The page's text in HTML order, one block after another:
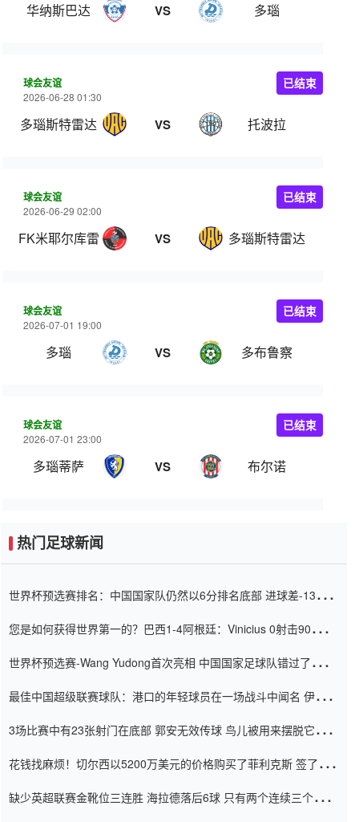
华纳斯巴达 VS 多瑙
球会友谊
2026-06-28 01:30
多瑙斯特雷达 VS 托波拉
已结束
球会友谊
2026-06-29 02:00
FK米耶尔库雷亚丘克 VS 多瑙斯特雷达
已结束
球会友谊
2026-07-01 19:00
多瑙 VS 多布鲁察
已结束
球会友谊
2026-07-01 23:00
多瑙蒂萨 VS 布尔诺
已结束
热门足球新闻
世界杯预选赛排名：中国国家队仍然以6分排名底部 进球差-13令人
您是如何获得世界第一的？巴西1-4阿根廷：Vinicius 0射击90分钟
世界杯预选赛-Wang Yudong首次亮相 中国国家足球队错过了世界
最佳中国超级联赛球队：港口的年轻球员在一场战斗中闻名 伊万放
3场比赛中有23张射门在底部 郭安无效传球 鸟儿被用来摆脱它
花钱找麻烦！切尔西以5200万美元的价格购买了菲利克斯 签了7年
缺少英超联赛金靴位三连胜 海拉德落后6球 只有两个连续三个连续